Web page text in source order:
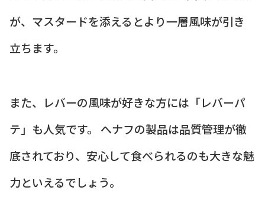
が、マスタードを添えるとより一層風味が引き
立ちます。
また、レバーの風味が好きな方には「レバーパ
テ」も人気です。 へナフの製品は品質管理が徹
底されており、安心して食べられるのも大きな魅
力といえるでしょう。